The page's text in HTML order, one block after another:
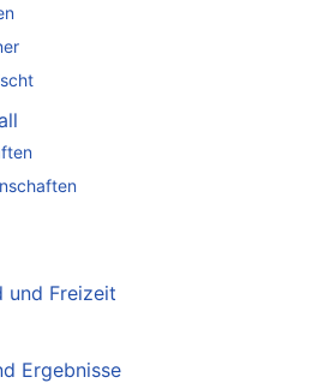
und Freizeit
Ergebnisse